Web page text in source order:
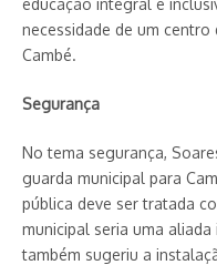
educação integral e
necessidade de um
Cambé.
Segurança
No tema segurança,
guarda municipal para
pública deve ser tratada
municipal seria uma
também sugeriu a